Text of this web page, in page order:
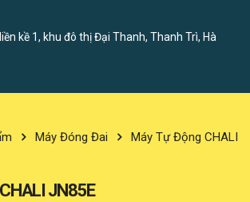
kề 1, khu đô thị Đại Thanh, Thanh Trì, Hà
Máy Đóng Đai
Máy Tự Động CHALI
JN85E